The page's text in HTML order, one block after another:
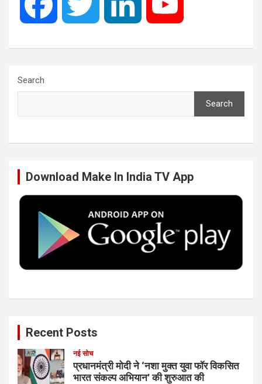
e
o
k
t
r
k
I
n
T
e
Search
Search
Download Make In India TV App
Recent Posts
नई सोच
प्रधानमंत्री मोदी ने ‘नशा मुक्त युवा फॉर विकसित
भारत संकल्प अभियान’ की शुरुआत की